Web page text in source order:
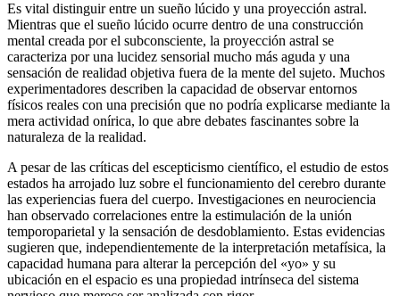
Es vital distinguir entre un sueño lúcido y una proyección astral.
Mientras que el sueño lúcido ocurre dentro de una construcción
mental creada por el subconsciente, la proyección astral se
caracteriza por una lucidez sensorial mucho más aguda y una
sensación de realidad objetiva fuera de la mente del sujeto. Muchos
experimentadores describen la capacidad de observar entornos
físicos reales con una precisión que no podría explicarse mediante la
mera actividad onírica, lo que abre debates fascinantes sobre la
naturaleza de la realidad.
A pesar de las críticas del escepticismo científico, el estudio de estos
estados ha arrojado luz sobre el funcionamiento del cerebro durante
las experiencias fuera del cuerpo. Investigaciones en neurociencia
han observado correlaciones entre la estimulación de la unión
temporoparietal y la sensación de desdoblamiento. Estas evidencias
sugieren que, independientemente de la interpretación metafísica, la
capacidad humana para alterar la percepción del «yo» y su
ubicación en el espacio es una propiedad intrínseca del sistema